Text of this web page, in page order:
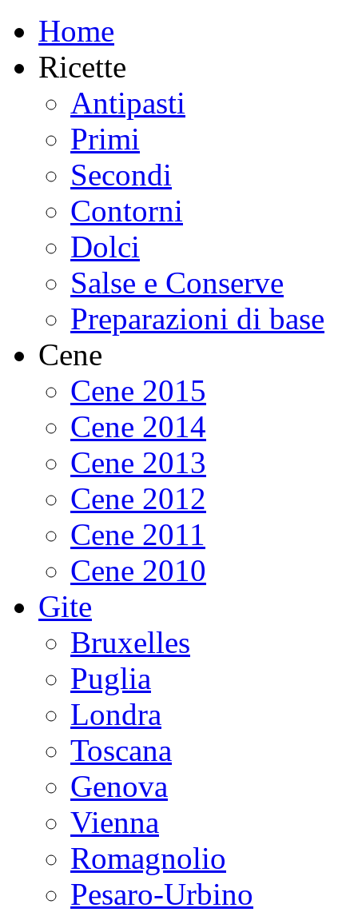
Home
Ricette
Antipasti
Primi
Secondi
Contorni
Dolci
Salse e Conserve
Preparazioni di base
Cene
Cene 2015
Cene 2014
Cene 2013
Cene 2012
Cene 2011
Cene 2010
Gite
Bruxelles
Puglia
Londra
Toscana
Genova
Vienna
Romagnolio
Pesaro-Urbino